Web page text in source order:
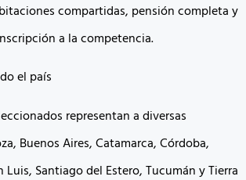
compartidas, pensión completa y
a la competencia.
el país
representan a diversas
Buenos Aires, Catamarca, Córdoba,
Luis, Santiago del Estero, Tucumán y Tierra